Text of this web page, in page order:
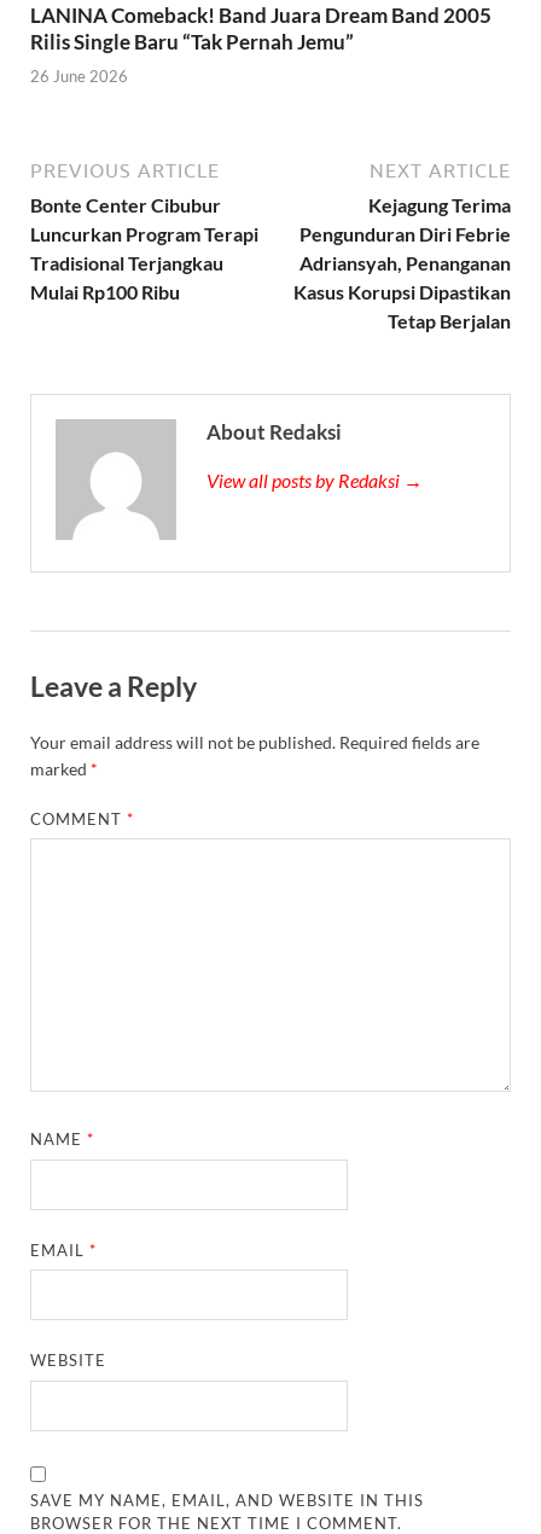
LANINA Comeback! Band Juara Dream Band 2005
Rilis Single Baru “Tak Pernah Jemu”
26 June 2026
PREVIOUS ARTICLE
Bonte Center Cibubur
Luncurkan Program Terapi
Tradisional Terjangkau
Mulai Rp100 Ribu
NEXT ARTICLE
Kejagung Terima
Pengunduran Diri Febrie
Adriansyah, Penanganan
Kasus Korupsi Dipastikan
Tetap Berjalan
About Redaksi
View all posts by Redaksi →
Leave a Reply
Your email address will not be published. Required fields are
marked *
COMMENT*
NAME*
EMAIL*
WEBSITE
SAVE MY NAME, EMAIL, AND WEBSITE IN THIS
BROWSER FOR THE NEXT TIME I COMMENT.